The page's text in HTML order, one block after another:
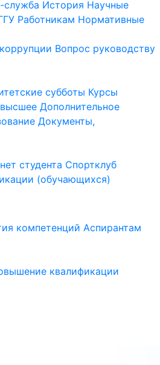
служба История Научные
Работникам Нормативные
Вопрос руководству
субботы Курсы
Дополнительное
Документы,
студента Спортклуб
(обучающихся)
компетенций Аспирантам
квалификации